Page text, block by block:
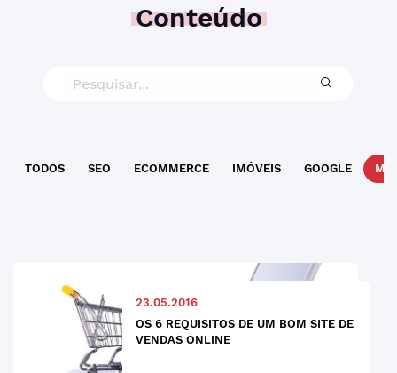
Conteúdo
TODOS SEO ECOMMERCE IMÓVEIS GOOGLE
23.05.2016
OS 6 REQUISITOS DE UM BOM SITE DE
VENDAS ONLINE